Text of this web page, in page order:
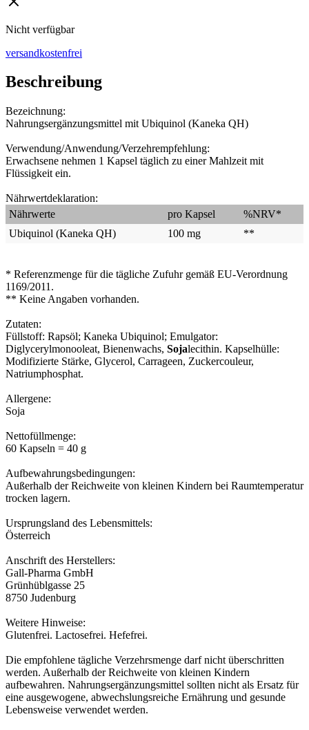
Nicht verfügbar
versandkostenfrei
Beschreibung
Bezeichnung:
Nahrungsergänzungsmittel mit Ubiquinol (Kaneka QH)
Verwendung/Anwendung/Verzehrempfehlung:
Erwachsene nehmen 1 Kapsel täglich zu einer Mahlzeit mit
Flüssigkeit ein.
Nährwertdeklaration:
Nährwerte
pro Kapsel
%NRV*
Ubiquinol (Kaneka QH)
100 mg **
* Referenzmenge für die tägliche Zufuhr gemäß EU-Verordnung
1169/2011.
** Keine Angaben vorhanden.
Zutaten:
Füllstoff: Rapsöl; Kaneka Ubiquinol; Emulgator:
Diglycerylmonooleat, Bienenwachs, Sojalecithin. Kapselhülle:
Modifizierte Stärke, Glycerol, Carrageen, Zuckercouleur,
Natriumphosphat.
Allergene:
Soja
Nettofüllmenge:
60 Kapseln = 40 g
Aufbewahrungsbedingungen:
Außerhalb der Reichweite von kleinen Kindern bei Raumtemperatur
trocken lagern.
Ursprungsland des Lebensmittels:
Österreich
Anschrift des Herstellers:
Gall-Pharma GmbH
Grünhüblgasse 25
8750 Judenburg
Weitere Hinweise:
Glutenfrei. Lactosefrei. Hefefrei.
Die empfohlene tägliche Verzehrsmenge darf nicht überschritten
werden. Außerhalb der Reichweite von kleinen Kindern
aufbewahren. Nahrungsergänzungsmittel sollten nicht als Ersatz für
eine ausgewogene, abwechslungsreiche Ernährung und gesunde
Lebensweise verwendet werden.